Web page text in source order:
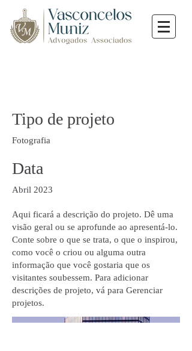
Tipo de projeto
Fotografia
Data
Abril 2023
Aqui ficará a descrição do projeto. Dê uma
visão geral ou se aprofunde ao apresentá-lo.
Conte sobre o que se trata, o que o inspirou,
como você o criou ou alguma outra
informação que você gostaria que os
visitantes soubessem. Para adicionar
descrições de projeto, vá para Gerenciar
projetos.